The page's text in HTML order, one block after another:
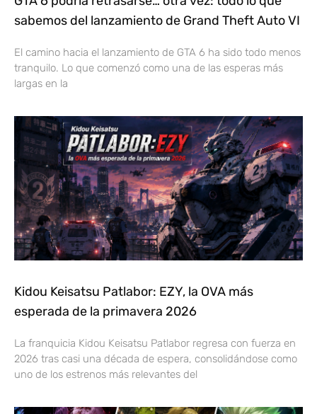
sabemos del lanzamiento de Grand Theft Auto VI
El camino hacia el lanzamiento de GTA 6 ha sido todo menos
tranquilo. Lo que comenzó como una de las esperas más
largas en la
Kidou Keisatsu Patlabor: EZY, la OVA más
esperada de la primavera 2026
La franquicia Kidou Keisatsu Patlabor regresa con fuerza en
2026 tras casi una década de espera, consolidándose como
uno de los estrenos más relevantes del